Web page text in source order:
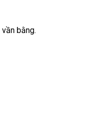
bằng.